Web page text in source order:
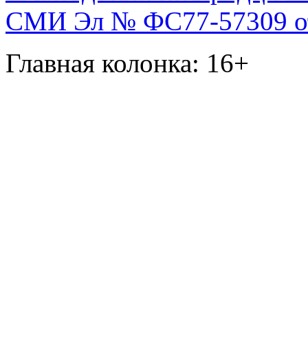
СМИ Эл № ФС77-57309
Главная колонка: 16+